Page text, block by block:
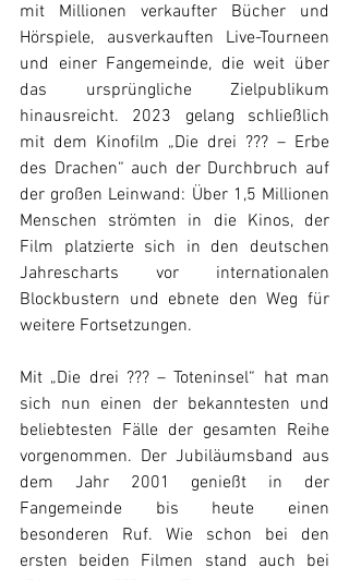
mit Millionen verkaufter Bücher und
Hörspiele, ausverkauften Live-Tourneen
und einer Fangemeinde, die weit über
das ursprüngliche Zielpublikum
hinausreicht. 2023 gelang schließlich
mit dem Kinofilm „Die drei ??? – Erbe
des Drachen“ auch der Durchbruch auf
der großen Leinwand: Über 1,5 Millionen
Menschen strömten in die Kinos, der
Film platzierte sich in den deutschen
Jahrescharts vor internationalen
Blockbustern und ebnete den Weg für
weitere Fortsetzungen.
Mit „Die drei ??? – Toteninsel“ hat man
sich nun einen der bekanntesten und
beliebtesten Fälle der gesamten Reihe
vorgenommen. Der Jubiläumsband aus
dem Jahr 2001 genießt in der
Fangemeinde bis heute einen
besonderen Ruf. Wie schon bei den
ersten beiden Filmen stand auch bei